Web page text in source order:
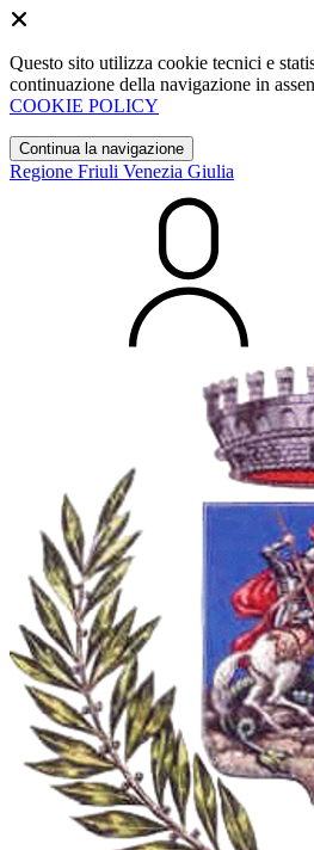
Questo sito utilizza cookie tecnici e
continuazione della navigazione in
COOKIE POLICY
Continua la navigazione
Regione Friuli Venezia Giulia